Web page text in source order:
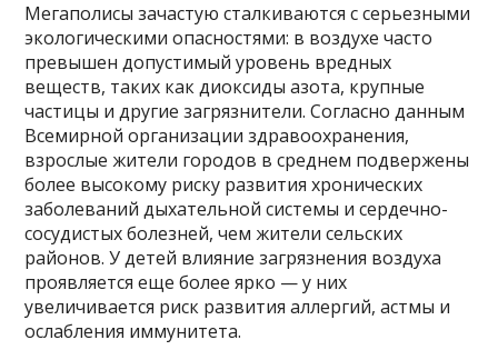
Мегаполисы зачастую сталкиваются с серьезными
экологическими опасностями: в воздухе часто
превышен допустимый уровень вредных
веществ, таких как диоксиды азота, крупные
частицы и другие загрязнители. Согласно данным
Всемирной организации здравоохранения,
взрослые жители городов в среднем подвержены
более высокому риску развития хронических
заболеваний дыхательной системы и сердечно-
сосудистых болезней, чем жители сельских
районов. У детей влияние загрязнения воздуха
проявляется еще более ярко — у них
увеличивается риск развития аллергий, астмы и
ослабления иммунитета.